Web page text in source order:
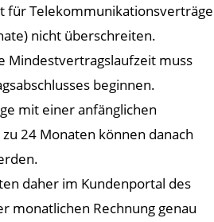
für Telekommunikationsverträge
nicht überschreiten.
Mindestvertragslaufzeit muss
beginnen.
mit einer anfänglichen
24 Monaten können danach
daher im Kundenportal des
monatlichen Rechnung genau